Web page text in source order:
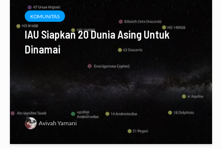
KOMUNITAS
IAU Siapkan 20 Dunia Asing Untuk
Dinamai
Avivah Yamani